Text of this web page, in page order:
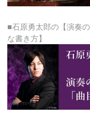
■石原勇太郎の【演奏
な書き方】